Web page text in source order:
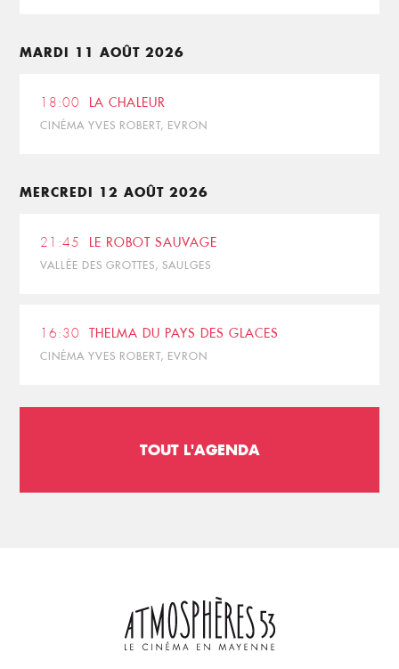
MARDI 11 AOÛT 2026
18:00 LA CHALEUR
CINÉMA YVES ROBERT, EVRON
MERCREDI 12 AOÛT 2026
21:45 LE ROBOT SAUVAGE
VALLÉE DES GROTTES, SAULGES
16:30 THELMA DU PAYS DES GLACES
CINÉMA YVES ROBERT, EVRON
TOUT L'AGENDA